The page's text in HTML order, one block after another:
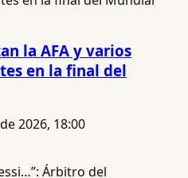
la AFA y varios
en la final del
2026, 18:00